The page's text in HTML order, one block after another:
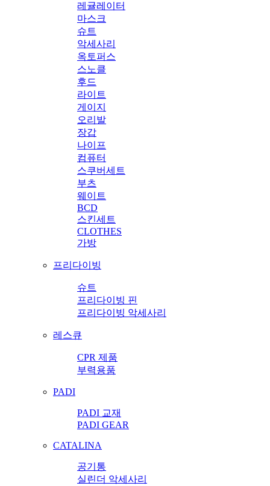
레귤레이터
마스크
슈트
악세사리
옥토퍼스
스노클
후드
라이트
게이지
오리발
장갑
나이프
컴퓨터
스쿠버세트
부츠
웨이트
BCD
스킨세트
CLOTHES
가방
프리다이빙
슈트
프리다이빙 핀
프리다이빙 악세사리
레스큐
CPR 제품
부력용품
PADI
PADI 교재
PADI GEAR
CATALINA
공기통
실린더 악세사리